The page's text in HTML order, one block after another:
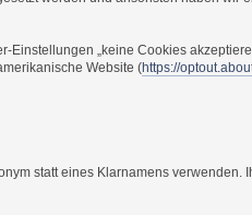
„keine Cookies
Website (https://
statt eines Klarnamens verwenden.